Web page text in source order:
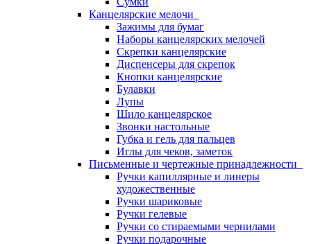
Канцелярские мелочи
Зажимы для бумаг
Наборы канцелярских мелочей
Скрепки канцелярские
Диспенсеры для скрепок
Кнопки канцелярские
Булавки
Лупы
Шило канцелярское
Звонки настольные
Губка и гель для пальцев
Иглы для чеков, заметок
Письменные и чертежные принадлежности
Ручки капиллярные и линеры
художественные
Ручки шариковые
Ручки гелевые
Ручки со стираемыми чернилами
Ручки подарочные